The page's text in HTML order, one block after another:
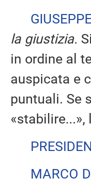
la giustizia.
in ordine al
auspicata e
puntuali. Se
MARCO